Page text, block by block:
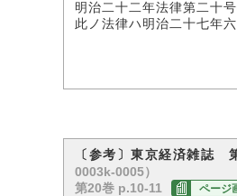
明治二十二年法律第二十
此ノ法律ハ明治二十七年
〔参考〕東京経済雑誌
0003k-0005）
第20巻 p.10-11
ページ